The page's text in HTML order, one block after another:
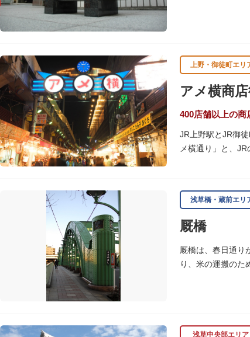
上野・御徒町エリ
アメ横商
400店舗以上の商
JR上野駅とJR御
メ横通り」と、
アメ横のはじまり
の復員兵が共同体
当時、JR上野駅
御徒町付近には、
浅草橋・蔵前エリ
厩橋
厩橋は、春日通り
り、米の運搬のた
浅草中央部エリア